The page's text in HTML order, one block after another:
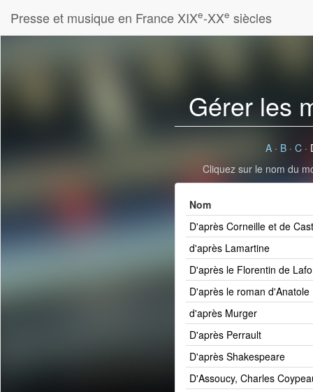
Presse et musique en France XIXe-XXe siècles
Gérer les
A· B· C·
Cliquez sur le nom du
Nom
D'après Corneille et de
d'après Lamartine
D'après le Florentin de
D'après le roman d'Anatole
d'après Murger
D'après Perrault
D'après Shakespeare
D'Assoucy, Charles